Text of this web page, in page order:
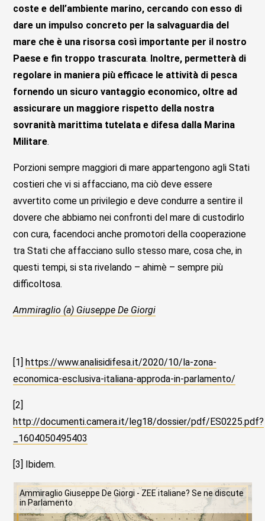
coste e dell’ambiente marino, cercando con esso di
dare un impulso concreto per la salvaguardia del
mare che è una risorsa così importante per il nostro
Paese e fin troppo trascurata. Inoltre, permetterà di
regolare in maniera più efficace le attività di pesca
fornendo un sicuro vantaggio economico, oltre ad
assicurare un maggiore rispetto della nostra
sovranità marittima tutelata e difesa dalla Marina
Militare.
Porzioni sempre maggiori di mare appartengono agli Stati
costieri che vi si affacciano, ma ciò deve essere
avvertito come un privilegio e deve condurre a sentire il
dovere che abbiamo nei confronti del mare di custodirlo
con cura, facendoci anche promotori della cooperazione
tra Stati che affacciano sullo stesso mare, cosa che, in
questi tempi, si sta rivelando – ahimè – sempre più
difficoltosa.
Ammiraglio (a) Giuseppe De Giorgi
[1]https://www.analisidifesa.it/2020/10/la-zona-
economica-esclusiva-italiana-approda-in-parlamento/
[2]
http://documenti.camera.it/leg18/dossier/pdf/ES0225.pdf?
_1604050495403
[3] Ibidem.
Ammiraglio Giuseppe De Giorgi - ZEE italiane? Se ne discute
in Parlamento